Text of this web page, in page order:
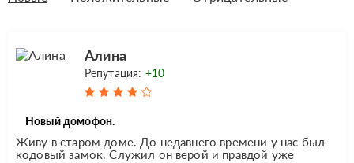
Алина
Репутация: +10
Новый домофон.
Живу в старом доме. До недавнего времени у нас был
кодовый замок. Служил он верой и правдой уже